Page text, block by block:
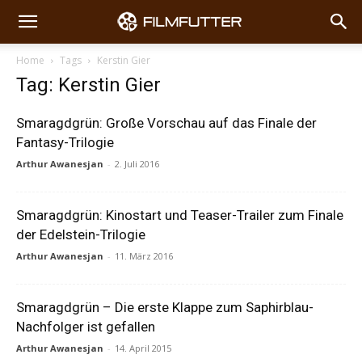
Home Tags Kerstin Gier
Tag: Kerstin Gier
Smaragdgrün: Große Vorschau auf das Finale der
Fantasy-Trilogie
Arthur Awanesjan - 2. Juli 2016
Smaragdgrün: Kinostart und Teaser-Trailer zum Finale
der Edelstein-Trilogie
Arthur Awanesjan - 11. März 2016
Smaragdgrün – Die erste Klappe zum Saphirblau-
Nachfolger ist gefallen
Arthur Awanesjan - 14. April 2015